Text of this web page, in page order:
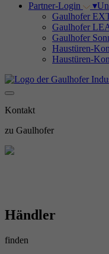
Partner-Login ▾
Gaulhofer
Gaulhofer
Gaulhofer
Haustüren-
Haustüren-
Kontakt
zu Gaulhofer
Händler
finden